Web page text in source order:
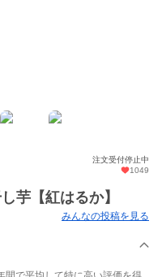
注文受付停止中
1049
芋【紅はるか】
みんなの投稿を見る